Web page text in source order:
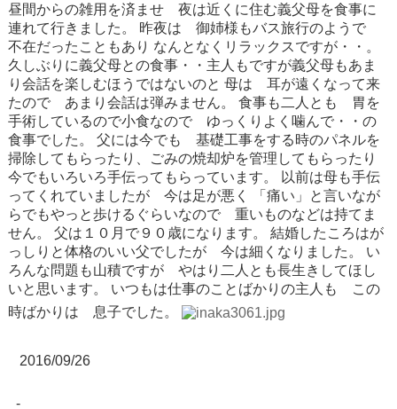
昼間からの雑用を済ませ 夜は近くに住む義父母を食事に
連れて行きました。
昨夜は 御姉様もバス旅行のようで
不在だったこともあり なんとなくリラックスですが・・。
久しぶりに義父母との食事・・主人もですが義父母もあま
り会話を楽しむほうではないのと 母は 耳が遠くなって来
たので あまり会話は弾みません。
食事も二人とも 胃を
手術しているので小食なので ゆっくりよく噛んで・・の
食事でした。
父には今でも 基礎工事をする時のパネルを
掃除してもらったり、ごみの焼却炉を管理してもらったり
今でもいろいろ手伝ってもらっています。
以前は母も手伝
ってくれていましたが 今は足が悪く
「痛い」と言いなが
らでもやっと歩けるぐらいなので 重いものなどは持てま
せん。
父は１０月で９０歳になります。
結婚したころはが
っしりと体格のいい父でしたが 今は細くなりました。
い
ろんな問題も山積ですが やはり二人とも長生きしてほし
いと思います。
いつもは仕事のことばかりの主人も この
時ばかりは 息子でした。
2016/09/26
-